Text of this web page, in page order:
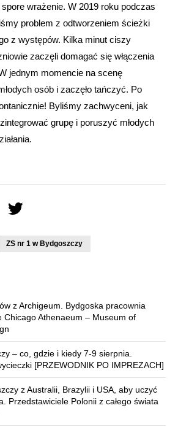
spore wrażenie. W 2019 roku podczas
problem z odtworzeniem ścieżki
z występów. Kilka minut ciszy
zaczęli domagać się włączenia
jednym momencie na scenę
osób i zaczęło tańczyć. Po
Byliśmy zachwyceni, jak
grupę i poruszyć młodych
ZS nr 1 w Bydgoszczy
z Archigeum. Bydgoska pracownia
Chicago Athenaeum – Museum of
– co, gdzie i kiedy 7-9 sierpnia.
[PRZEWODNIK PO IMPREZACH]
z Australii, Brazylii i USA, aby uczyć
Przedstawiciele Polonii z całego świata